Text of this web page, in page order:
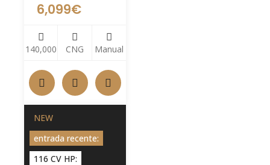
6,099€
140,000 CNG Manual
NEW
entrada recente:
116 CV HP: